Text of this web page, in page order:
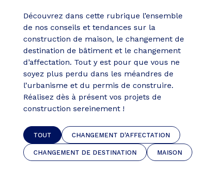
Découvrez dans cette rubrique l’ensemble
de nos conseils et tendances sur la
construction de maison, le changement de
destination de bâtiment et le changement
d’affectation. Tout y est pour que vous ne
soyez plus perdu dans les méandres de
l’urbanisme et du permis de construire.
Réalisez dès à présent vos projets de
construction sereinement !
TOUT CHANGEMENT D'AFFECTATION
CHANGEMENT DE DESTINATION MAISON